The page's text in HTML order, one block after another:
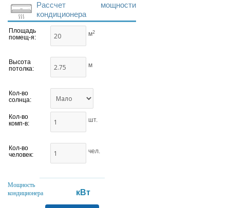
Рассчет мощности
кондиционера
Площадь
помещ-я:
м2
Высота
потолка:
м
Кол-во
солнца:
Кол-во
комп-в:
шт.
Кол-во
человек:
чел.
Мощность
кондиционера
кВт